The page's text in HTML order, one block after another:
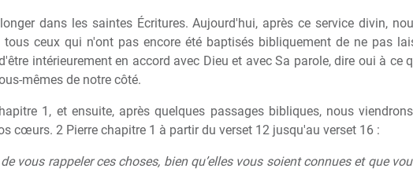
dans les saintes Écritures. Aujourd'hui, après ce service divin,
ceux qui n'ont pas encore été baptisés bibliquement de ne pas
intérieurement en accord avec Dieu et avec Sa parole, dire oui à ce
mêmes de notre côté.
1, et ensuite, après quelques passages bibliques, nous
cœurs. 2 Pierre chapitre 1 à partir du verset 12 jusqu'au verset 16 :
vous rappeler ces choses, bien qu’elles vous soient connues et que